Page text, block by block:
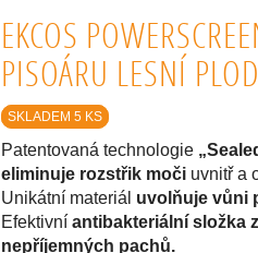
EKCOS
PISOÁRU LESNÍ
SKLADEM 5 KS
Patentovaná technologie
eliminuje rozstřik moči uvnitř a
Unikátní materiál uvolňuje vůni
Efektivní antibakteriální složka
nepříjemných pachů.